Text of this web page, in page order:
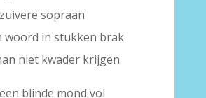
sopraan
woord in stukken brak
niet kwader krijgen
blinde mond vol